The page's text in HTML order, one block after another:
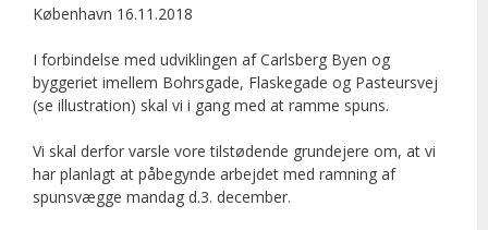
København 16.11.2018
I forbindelse med udviklingen af Carlsberg Byen og
byggeriet imellem Bohrsgade, Flaskegade og Pasteursvej
(se illustration) skal vi i gang med at ramme spuns.
Vi skal derfor varsle vore tilstødende grundejere om, at vi
har planlagt at påbegynde arbejdet med ramning af
spunsvægge mandag d.3. december.